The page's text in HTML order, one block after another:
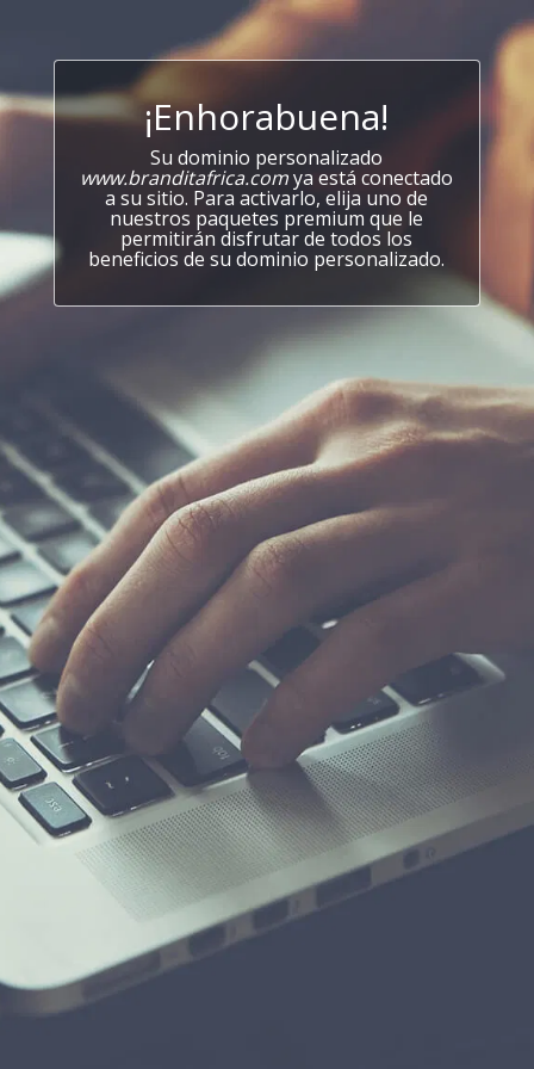
¡Enhorabuena!
Su dominio personalizado
www.branditafrica.comya está conectado
a su sitio. Para activarlo, elija uno de
nuestros paquetes premium que le
permitirán disfrutar de todos los
beneficios de su dominio personalizado.